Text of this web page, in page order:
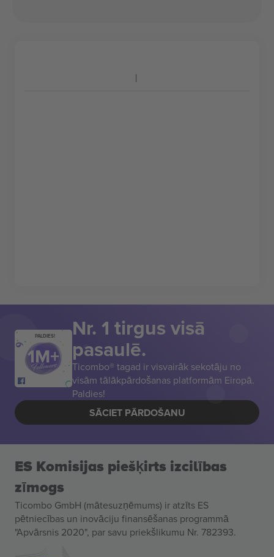
PALDIES! Nr. 1 tirgus visā
pasaulē.
Ticombo® tagad ir visvairāk sekotāju no
visām tālākpārdošanas platformām Eiropā.
Paldies!
SĀCIET PĀRDOŠANU
ES Komisijas piešķirts izcilības
zīmogs
Ticombo GmbH (mātesuzņēmums) ir atzīts ES
pētniecības un inovāciju finansēšanas programmā
"Apvārsnis 2020", par savu priekšlikumu Nr. 782393.